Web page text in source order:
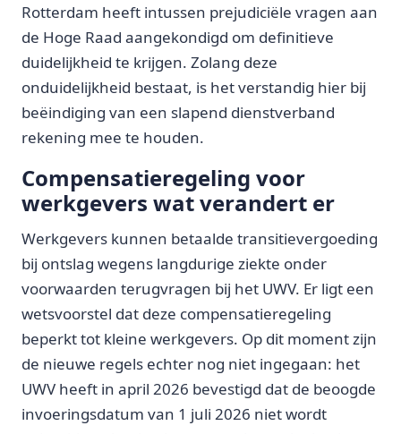
Rotterdam heeft intussen prejudiciële vragen aan
de Hoge Raad aangekondigd om definitieve
duidelijkheid te krijgen. Zolang deze
onduidelijkheid bestaat, is het verstandig hier bij
beëindiging van een slapend dienstverband
rekening mee te houden.
Compensatieregeling voor
werkgevers wat verandert er
Werkgevers kunnen betaalde transitievergoeding
bij ontslag wegens langdurige ziekte onder
voorwaarden terugvragen bij het UWV. Er ligt een
wetsvoorstel dat deze compensatieregeling
beperkt tot kleine werkgevers. Op dit moment zijn
de nieuwe regels echter nog niet ingegaan: het
UWV heeft in april 2026 bevestigd dat de beoogde
invoeringsdatum van 1 juli 2026 niet wordt